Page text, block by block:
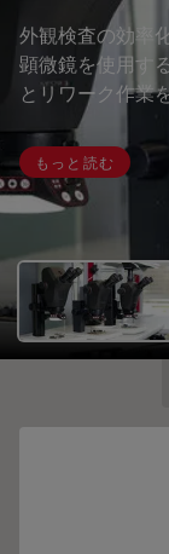
外観検査の効率
顕微鏡を使用す
とリワーク作業
もっと読む